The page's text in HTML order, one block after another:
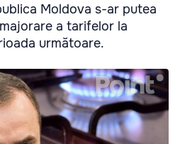
Moldova s-ar putea
a tarifelor la
următoare.